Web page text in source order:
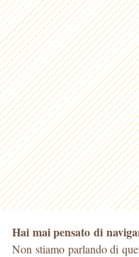
Hai mai pensato di
Non stiamo parlando di